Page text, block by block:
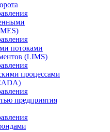
потоками
(LIMS)
процессами
предприятия